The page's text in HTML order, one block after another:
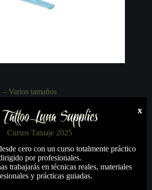
Varios tamaños
€
asegura que las bolsas sean
esterilización.
Cursos Tatuaje 2025
cero con un curso totalmente práctico
por profesionales.
trabajarás en técnicas reales, materiales
y prácticas guiadas.
x